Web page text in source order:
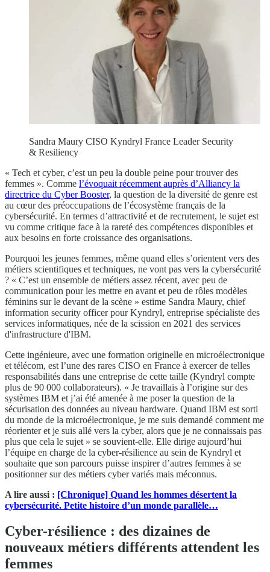
Sandra Maury CISO Kyndryl France Leader Security
& Resiliency
« Tech et cyber, c’est un peu la double peine pour trouver des
femmes ». Comme l’évoquait récemment auprès d’Alliancy la
directrice du Cyber Booster, la question de la diversité de genre est
au cœur des préoccupations de l’écosystème français de la
cybersécurité. En termes d’attractivité et de recrutement, le sujet est
vu comme critique face à la rareté des compétences disponibles et
aux besoins en forte croissance des organisations.
Pourquoi les jeunes femmes, même quand elles s’orientent vers des
métiers scientifiques et techniques, ne vont pas vers la cybersécurité
? « C’est un ensemble de métiers assez récent, avec peu de
communication pour les mettre en avant et peu de rôles modèles
féminins sur le devant de la scène » estime Sandra Maury, chief
information security officer pour Kyndryl, entreprise spécialiste des
services informatiques, née de la scission en 2021 des services
d'infrastructure d'IBM.
Cette ingénieure, avec une formation originelle en microélectronique
et télécom, est l’une des rares CISO en France à exercer de telles
responsabilités dans une entreprise de cette taille (Kyndryl compte
plus de 90 000 collaborateurs). « Je travaillais à l’origine sur des
systèmes IBM et j’ai été amenée à me poser la question de la
sécurisation des données au niveau hardware. Quand IBM est sorti
du monde de la microélectronique, je me suis demandé comment me
réorienter et je suis allé vers la cyber, alors que je ne connaissais pas
plus que cela le sujet » se souvient-elle. Elle dirige aujourd’hui
l’équipe en charge de la cyber-résilience au sein de Kyndryl et
souhaite que son parcours puisse inspirer d’autres femmes à se
positionner sur des métiers cyber variés mais méconnus.
A lire aussi : [Chronique] Quand les hommes désertent la
cybersécurité. Petite histoire d’un monde parallèle…
Cyber-résilience : des dizaines de
nouveaux métiers différents attendent les
femmes